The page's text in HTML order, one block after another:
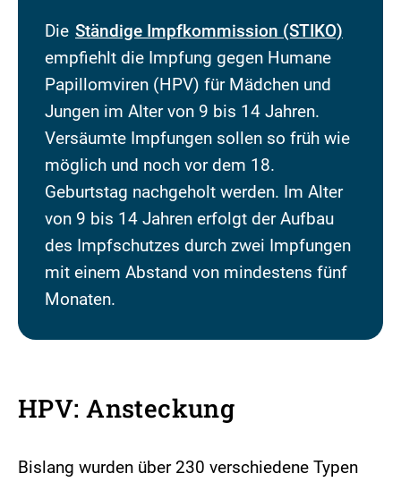
Die Ständige Impfkommission (STIKO)
empfiehlt die Impfung gegen Humane
Papillomviren (HPV) für Mädchen und
Jungen im Alter von 9 bis 14 Jahren.
Versäumte Impfungen sollen so früh wie
möglich und noch vor dem 18.
Geburtstag nachgeholt werden. Im Alter
von 9 bis 14 Jahren erfolgt der Aufbau
des Impfschutzes durch zwei Impfungen
mit einem Abstand von mindestens fünf
Monaten.
HPV: Ansteckung
Bislang wurden über 230 verschiedene Typen